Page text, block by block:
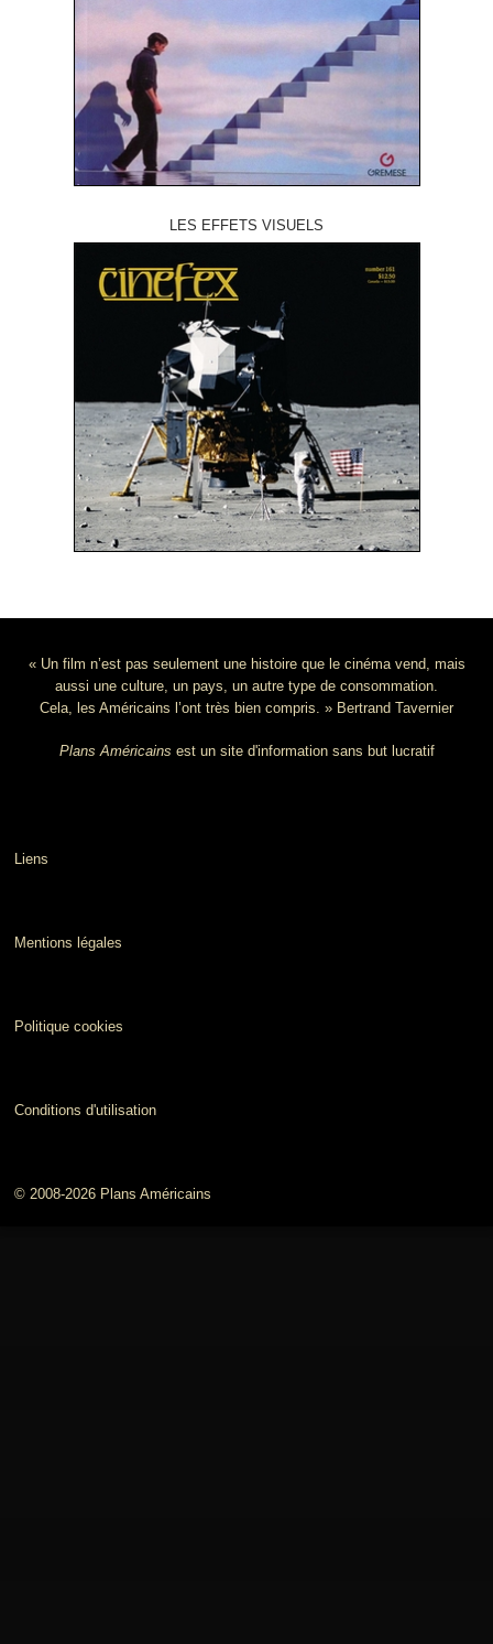
LES EFFETS VISUELS
« Un film n’est pas seulement une histoire que le cinéma vend, mais
aussi une culture, un pays, un autre type de consommation.
Cela, les Américains l’ont très bien compris. » Bertrand Tavernier
Plans Américains est un site d'information sans but lucratif
Liens
Mentions légales
Politique cookies
Conditions d'utilisation
© 2008-2026 Plans Américains